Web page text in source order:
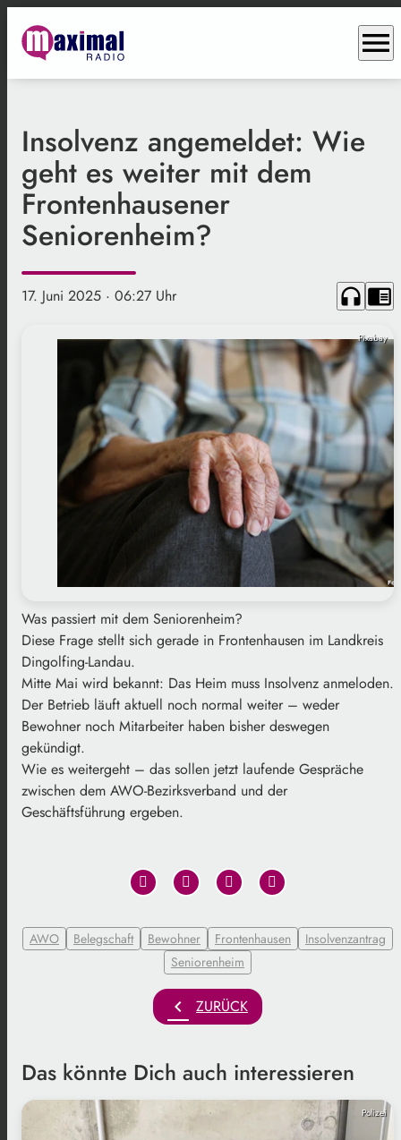
menu
Insolvenz angemeldet: Wie
geht es weiter mit dem
Frontenhausener
Seniorenheim?
17. Juni 2025 · 06:27 Uhr headphones chrome_reader_mode
Pixabay
Was passiert mit dem Seniorenheim?
Diese Frage stellt sich gerade in Frontenhausen im Landkreis
Dingolfing-Landau.
Mitte Mai wird bekannt: Das Heim muss Insolvenz anmeloden.
Der Betrieb läuft aktuell noch normal weiter – weder
Bewohner noch Mitarbeiter haben bisher deswegen
gekündigt.
Wie es weitergeht – das sollen jetzt laufende Gespräche
zwischen dem AWO-Bezirksverband und der
Geschäftsführung ergeben.
AWO Belegschaft Bewohner Frontenhausen
Insolvenzantrag
Seniorenheim
chevron_left ZURÜCK
Das könnte Dich auch interessieren
Polizei